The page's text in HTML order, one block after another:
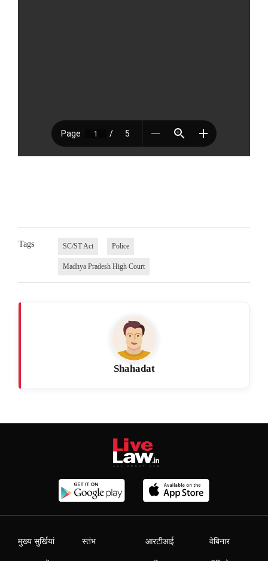
Tags SC/ST Act Police
Madhya Pradesh High Court
Shahadat
मुख्य सुर्खियां स्तंभ आरटीआई वेबिनार